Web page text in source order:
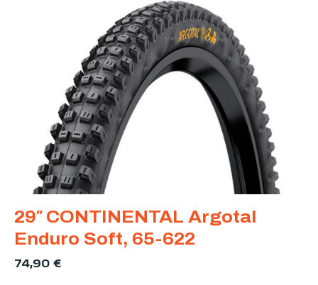
29″ CONTINENTAL Argotal
Enduro Soft, 65-622
74,90€